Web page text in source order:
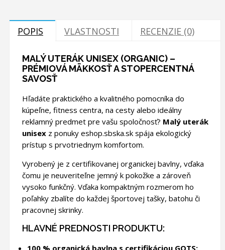
POPIS VLASTNOSTI RECENZIE (0)
MALÝ UTERÁK UNISEX (ORGANIC) –
PRÉMIOVÁ MÄKKOSŤ A STOPERCENTNÁ
SAVOSŤ
Hľadáte praktického a kvalitného pomocníka do
kúpeľne, fitness centra, na cesty alebo ideálny
reklamný predmet pre vašu spoločnosť? Malý uterák
unisex z ponuky eshop.sbska.sk spája ekologický
prístup s prvotriednym komfortom.
Vyrobený je z certifikovanej organickej bavlny, vďaka
čomu je neuveriteľne jemný k pokožke a zároveň
vysoko funkčný. Vďaka kompaktným rozmerom ho
poľahky zbalíte do každej športovej tašky, batohu či
pracovnej skrinky.
HLAVNÉ PREDNOSTI PRODUKTU:
100 % organická bavlna s certifikáciou GOTS: